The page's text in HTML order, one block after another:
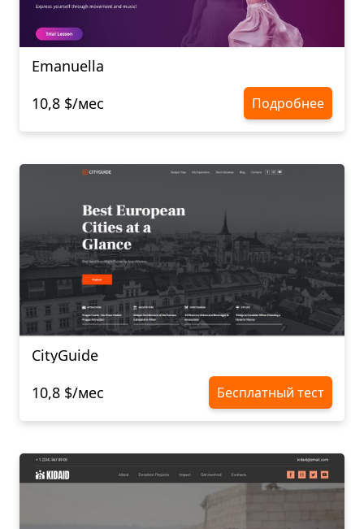
Emanuella
10,8 $/мес
Подробнее
CityGuide
10,8 $/мес
Бесплатный тест